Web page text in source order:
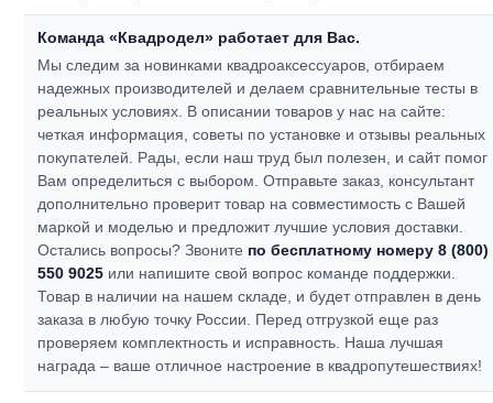
Команда «Квадродел» работает для Вас.
Мы следим за новинками квадроаксессуаров, отбираем
надежных производителей и делаем сравнительные тесты в
реальных условиях. В описании товаров у нас на сайте:
четкая информация, советы по установке и отзывы реальных
покупателей. Рады, если наш труд был полезен, и сайт помог
Вам определиться с выбором.Отправьте заказ, консультант
дополнительно проверит товар на совместимость с Вашей
маркой и моделью и предложит лучшие условия доставки.
Остались вопросы? Звоните по бесплатному номеру 8 (800)
550 9025 или напишите свой вопрос команде поддержки.
Товар в наличии на нашем складе, и будет отправлен в день
заказа в любую точку России. Перед отгрузкой еще раз
проверяем комплектность и исправность. Наша лучшая
награда – ваше отличное настроение в квадропутешествиях!